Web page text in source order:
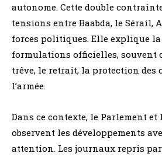
autonome. Cette double
tensions entre Baabda, le Sérail,
forces politiques. Elle explique la
formulations officielles, souvent
trêve, le retrait, la protection des
l’armée.
Dans ce contexte, le Parlement
observent les développements
attention. Les journaux repris